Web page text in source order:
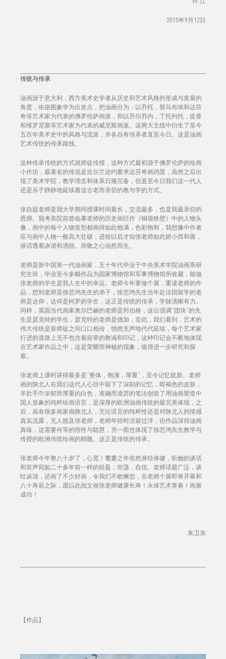
2015年9月12日
传统与传承
油画源于意大利，西方美术史学者从历史和艺术风格的形成与发展的
角度，依据图象学为出发点，把油画分为：以乔托，契马布埃和达芬
奇等艺术家为代表的佛罗伦萨画派，和以乔尔乔内，丁托列托，提香
和维罗尼塞等艺术家为代表的威尼斯画派。这两大主线中衍生了至今
五百年美术史中的风格与流派，并各自有传承者直至今日。这是油画
艺术传统的传承路线。
这种传承传统的方式就师徒传授，这种方式最初源于佛罗伦萨的绘画
小作坊，最著名的传说是吉尔兰达约要求达芬奇画鸡蛋，虽然之后出
现了美术学院，教学理念和体系日臻完备，但直至今日我们这一代人
还是乐于静静地延续着这古老而亲切的教与学的方式。
张自薿老师是我大学期间授课时间最长，交流最多，也是我最亲切的
恩师。我考美院前曾临摹老师的历史画巨作《铜墙铁壁》中的人物头
像，画中的每个人物造型都画得如此饱满，色彩饱和，我想像中作者
应与画中人物一般高大壮硕，进校以后才知张老师如此娇小而和善，
谈话透着诙谐和洒脱。崇敬之心油然而生。
老师是新中国第一代油画家，五十年代毕业于中央美术学院油画系研
究生班，毕业至今多幅作品为国家博物馆和军事博物馆所收藏，能做
张老师的学生是我人生中的幸运。老师今年要做个展，重读老师的作
品，想到老师是徐悲鸿先生的弟子，徐悲鸿先生当年赴法国留学的老
师是达仰，达仰是柯罗的学生，这正是传统的传承，学脉清晰有力。
同样，英国当代画家奥尔巴赫的老师是邦伯格，这位强调“团块”的先
生是瑟克特的学生，瑟克特的老师是德加，至此，我们看到，艺术的
伟大传统是靠师徒之间口口相传，悄然无声地代代延续，每个艺术家
行进的道路上无不包含着前辈的教诲和印记，这种印记会不断地体现
在艺术家作品之中，这是荣耀而神秘的现象，值得进一步研究和探
索。
张老师上课时讲得最多是“整体，饱满，厚重”，至今记忆犹新。老师
画的陕北人在我们这代人心目中留下了深刻的记忆，暗褐色的皮肤，
羊肚手巾浓郁而厚重的白色，准确而凌厉的笔法创造了用油画塑造中
国人形象的纯粹绘画语言，是深厚的欧洲油画传统的最完美体现，之
后，虽有很多画家画陕北人，无论语言的纯粹性还是对陕北人的情感
真实流露，无人能及张老师，老师年轻时没留过洋，但作品深得油画
真味，这需要何等的悟性与聪慧，另一面也体现了徐悲鸿先生教学与
传授的欧洲传统绘画的精髓。这正是传统的传承。
张老师今年整八十岁了，心宽！耄耋之年依然身轻体健，听她的谈话
和笑声宛如二十多年前一样的轻盈，坦荡，自信。老师话题广泛，谈
吐诙谐，还画了不少好画，令我们不敢懈怠，在老师个展即将开幕和
八十寿辰之际，愿以此拙文祝张老师健康长寿！永保艺术青春！画展
成功！
朱卫东
【作品】